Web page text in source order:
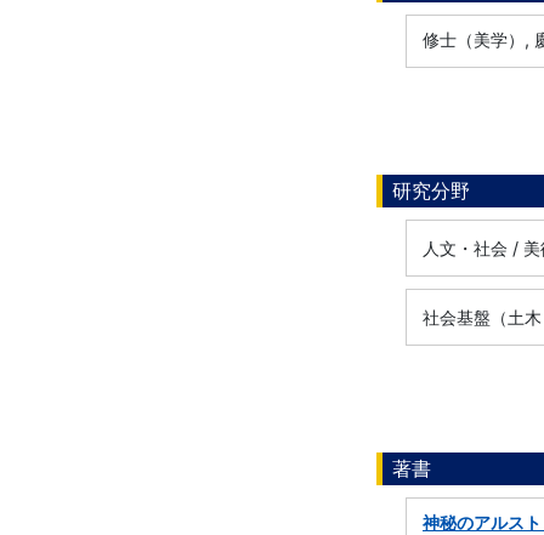
修士（美学）,
研究分野
人文・社会 /
社会基盤（土
著書
神秘のアルス